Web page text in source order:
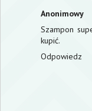
Anonimowy
Szampon
kupić.
Odpowiedz